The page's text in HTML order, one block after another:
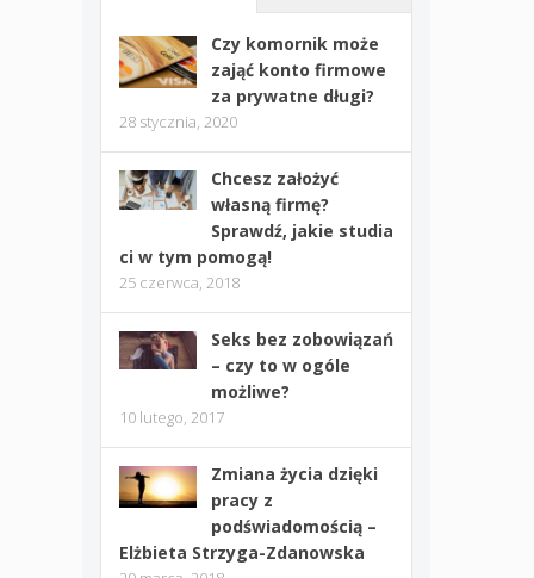
Czy komornik może
zająć konto firmowe
za prywatne długi?
28 stycznia, 2020
Chcesz założyć
własną firmę?
Sprawdź, jakie studia
ci w tym pomogą!
25 czerwca, 2018
Seks bez zobowiązań
– czy to w ogóle
możliwe?
10 lutego, 2017
Zmiana życia dzięki
pracy z
podświadomością –
Elżbieta Strzyga-Zdanowska